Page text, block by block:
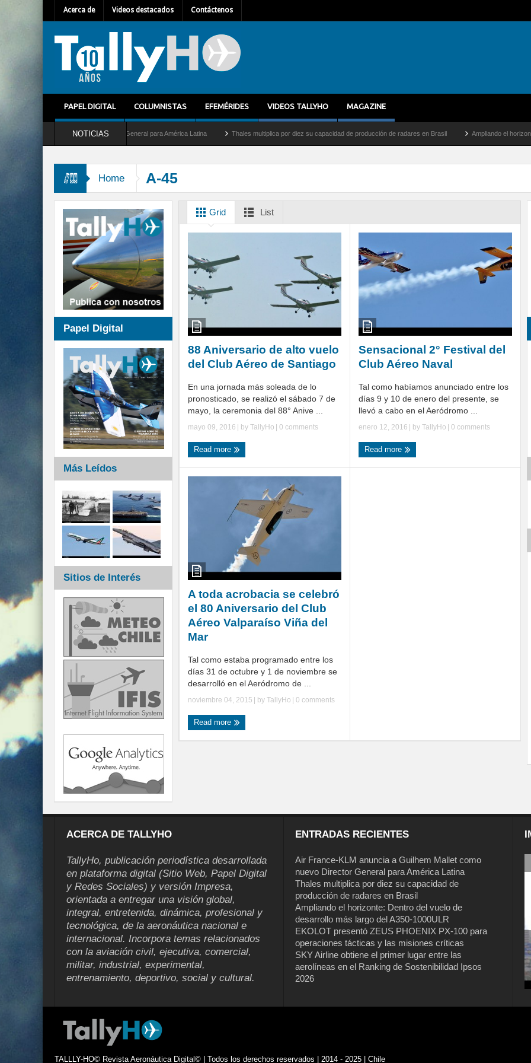
Acerca de Videos destacados Contáctenos
PAPEL DIGITAL COLUMNISTAS EFEMÉRIDES VIDEOS TALLYHO MAGAZINE
NOTICIAS
Mallet como nuevo Director General para América Latina Thales multiplica por diez su capacidad de producción de radares en Brasil Ampliando el horizonte:
Home A-45
Grid List
88 Aniversario de alto vuelo
del Club Aéreo de Santiago
En una jornada más soleada de lo
pronosticado, se realizó el sábado 7 de
mayo, la ceremonia del 88° Anive ...
mayo 09, 2016 | by TallyHo 0 comments
Read more
Sensacional 2° Festival del
Club Aéreo Naval
Tal como habíamos anunciado entre los
días 9 y 10 de enero del presente, se
llevó a cabo en el Aeródromo ...
enero 12, 2016 | by TallyHo 0 comments
Read more
A toda acrobacia se celebró
el 80 Aniversario del Club
Aéreo Valparaíso Viña del
Mar
Tal como estaba programado entre los
días 31 de octubre y 1 de noviembre se
desarrolló en el Aeródromo de ...
noviembre 04, 2015 | by TallyHo | 0 comments
Read more
Papel Digital
Más Leídos
Sitios de Interés
ACERCA DE TALLYHO
TallyHo, publicación periodística desarrollada
en plataforma digital (Sitio Web, Papel Digital
y Redes Sociales) y versión Impresa,
orientada a entregar una visión global,
integral, entretenida, dinámica, profesional y
tecnológica, de la aeronáutica nacional e
internacional. Incorpora temas relacionados
con la aviación civil, ejecutiva, comercial,
militar, industrial, experimental,
entrenamiento, deportivo, social y cultural.
ENTRADAS RECIENTES
Air France-KLM anuncia a Guilhem Mallet como
nuevo Director General para América Latina
Thales multiplica por diez su capacidad de
producción de radares en Brasil
Ampliando el horizonte: Dentro del vuelo de
desarrollo más largo del A350-1000ULR
EKOLOT presentó ZEUS PHOENIX PX-100 para
operaciones tácticas y las misiones críticas
SKY Airline obtiene el primer lugar entre las
aerolíneas en el Ranking de Sostenibilidad Ipsos
2026
TALLLY-HO© Revista Aeronáutica Digital© | Todos los derechos reservados | 2014 - 2025 | Chile